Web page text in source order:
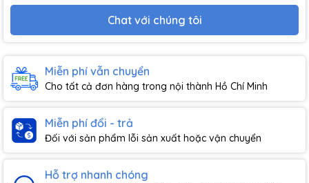
Chat với chúng tôi
Miễn phí vẫn chuyển
Cho tất cả đơn hàng trong nội thành Hồ Chí Minh
Miễn phí đổi - trả
Đối với sản phẩm lỗi sản xuất hoặc vận chuyển
Hỗ trợ nhanh chóng